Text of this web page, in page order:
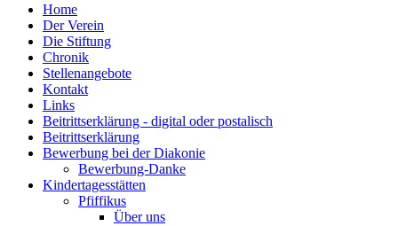
Home
Der Verein
Die Stiftung
Chronik
Stellenangebote
Kontakt
Links
Beitrittserklärung - digital oder postalisch
Beitrittserklärung
Bewerbung bei der Diakonie
Bewerbung-Danke
Kindertagesstätten
Pfiffikus
Über uns